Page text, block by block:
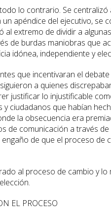
lo contrario. Se
apéndice del ejecutivo, se
al extremo de dividir a
de burdas maniobras que
idónea, independiente y
que incentivaran el
a quienes
justificar lo injustificable
y ciudadanos que habían
la obsecuencia era
de comunicación a través
de que el proceso de
al proceso de cambio y
EL PROCESO